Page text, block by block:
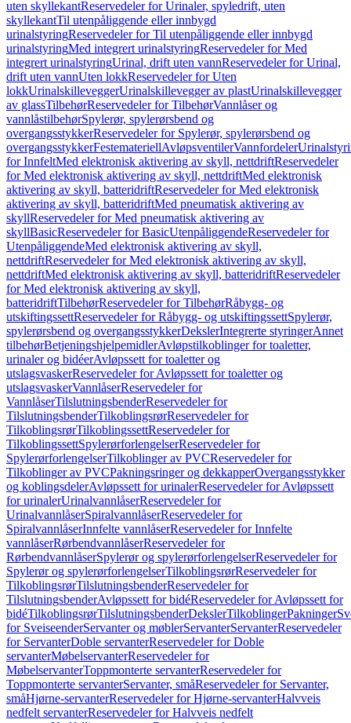
uten skyllekantReservedeler for Urinaler, spyledrift, uten
skyllekantTil utenpåliggende eller innbygd
urinalstyringReservedeler for Til utenpåliggende eller innbygd
urinalstyringMed integrert urinalstyringReservedeler for Med
integrert urinalstyringUrinal, drift uten vannReservedeler for Urinal,
drift uten vannUten lokkReservedeler for Uten
lokkUrinalskilleveggerUrinalskillevegger av plastUrinalskillevegger
av glassTilbehørReservedeler for TilbehørVannlåser og
vannlåstilbehørSpylerør, spylerørsbend og
overgangsstykkerReservedeler for Spylerør, spylerørsbend og
overgangsstykkerFestemateriellAvløpsventilerVannfordeler
for InnfeltMed elektronisk aktivering av skyll, nettdriftReservedeler
for Med elektronisk aktivering av skyll, nettdriftMed elektronisk
aktivering av skyll, batteridriftReservedeler for Med elektronisk
aktivering av skyll, batteridriftMed pneumatisk aktivering av
skyllReservedeler for Med pneumatisk aktivering av
skyllBasicReservedeler for BasicUtenpåliggendeReservedeler for
UtenpåliggendeMed elektronisk aktivering av skyll,
nettdriftReservedeler for Med elektronisk aktivering av skyll,
nettdriftMed elektronisk aktivering av skyll, batteridriftReservedeler
for Med elektronisk aktivering av skyll,
batteridriftTilbehørReservedeler for TilbehørRåbygg- og
utskiftingssettReservedeler for Råbygg- og utskiftingssettSpylerør,
spylerørsbend og overgangsstykkerDekslerIntegrerte styringerAnnet
tilbehørBetjeningshjelpemidlerAvløpstilkoblinger for toaletter,
urinaler og bidéerAvløpssett for toaletter og
utslagsvaskerReservedeler for Avløpssett for toaletter og
utslagsvaskerVannlåserReservedeler for
VannlåserTilslutningsbenderReservedeler for
TilslutningsbenderTilkoblingsrørReservedeler for
TilkoblingsrørTilkoblingssettReservedeler for
TilkoblingssettSpylerørforlengelserReservedeler for
SpylerørforlengelserTilkoblinger av PVCReservedeler for
Tilkoblinger av PVCPakningsringer og dekkapperOvergangsstykker
og koblingsdelerAvløpssett for urinalerReservedeler for Avløpssett
for urinalerUrinalvannlåserReservedeler for
UrinalvannlåserSpiralvannlåserReservedeler for
SpiralvannlåserInnfelte vannlåserReservedeler for Innfelte
vannlåserRørbendvannlåserReservedeler for
RørbendvannlåserSpylerør og spylerørforlengelserReservedeler for
Spylerør og spylerørforlengelserTilkoblingsrørReservedeler for
TilkoblingsrørTilslutningsbenderReservedeler for
TilslutningsbenderAvløpssett for bidéReservedeler for Avløpssett for
bidéTilkoblingsrørTilslutningsbenderDekslerTilkoblingerPakninger
for SveiseenderServanter og møblerServanterServanterReservedeler
for ServanterDoble servanterReservedeler for Doble
servanterMøbelservanterReservedeler for
MøbelservanterToppmonterte servanterReservedeler for
Toppmonterte servanterServanter, småReservedeler for Servanter,
småHjørne-servanterReservedeler for Hjørne-servanterHalvveis
nedfelt servanterReservedeler for Halvveis nedfelt